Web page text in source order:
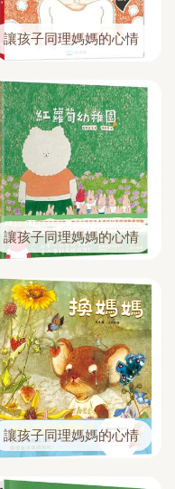
讓孩子同理媽媽的心情
讓孩子同理媽媽的心情
讓孩子同理媽媽的心情